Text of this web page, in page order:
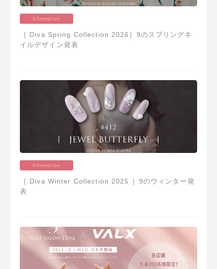
Information
［ Diva Spring Collection 2026］9のスプリングネ
イルデザイン発表
Information
［ Diva Winter Collection 2025 ］9のウィンター発
表